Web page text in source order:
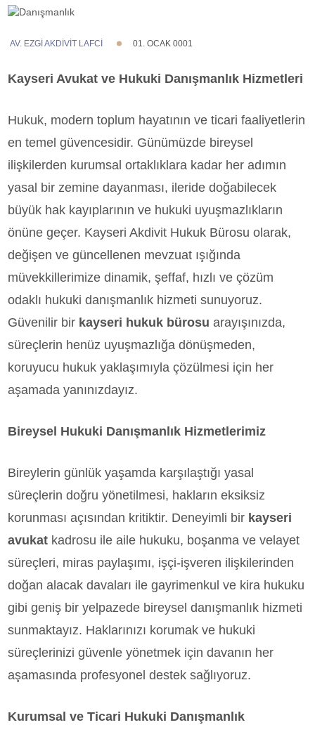
AV. EZGI AKDİVİT LAFCİ 01. OCAK 0001
Kayseri Avukat ve Hukuki Danışmanlık Hizmetleri
Hukuk, modern toplum hayatının ve ticari faaliyetlerin
en temel güvencesidir. Günümüzde bireysel
ilişkilerden kurumsal ortaklıklara kadar her adımın
yasal bir zemine dayanması, ileride doğabilecek
büyük hak kayıplarının ve hukuki uyuşmazlıkların
önüne geçer. Kayseri Akdivit Hukuk Bürosu olarak,
değişen ve güncellenen mevzuat ışığında
müvekkillerimize dinamik, şeffaf, hızlı ve çözüm
odaklı hukuki danışmanlık hizmeti sunuyoruz.
Güvenilir bir kayseri hukuk bürosu arayışınızda,
süreçlerin henüz uyuşmazlığa dönüşmeden,
koruyucu hukuk yaklaşımıyla çözülmesi için her
aşamada yanınızdayız.
Bireysel Hukuki Danışmanlık Hizmetlerimiz
Bireylerin günlük yaşamda karşılaştığı yasal
süreçlerin doğru yönetilmesi, hakların eksiksiz
korunması açısından kritiktir. Deneyimli bir kayseri
avukat kadrosu ile aile hukuku, boşanma ve velayet
süreçleri, miras paylaşımı, işçi-işveren ilişkilerinden
doğan alacak davaları ile gayrimenkul ve kira hukuku
gibi geniş bir yelpazede bireysel danışmanlık hizmeti
sunmaktayız. Haklarınızı korumak ve hukuki
süreçlerinizi güvenle yönetmek için davanın her
aşamasında profesyonel destek sağlıyoruz.
Kurumsal ve Ticari Hukuki Danışmanlık